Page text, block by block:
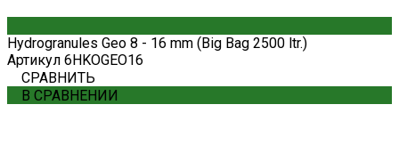
Hydrogranules Geo 8 - 16 mm (Big Bag 2500 ltr.)
Артикул 6HKOGEO16
СРАВНИТЬ
В СРАВНЕНИИ